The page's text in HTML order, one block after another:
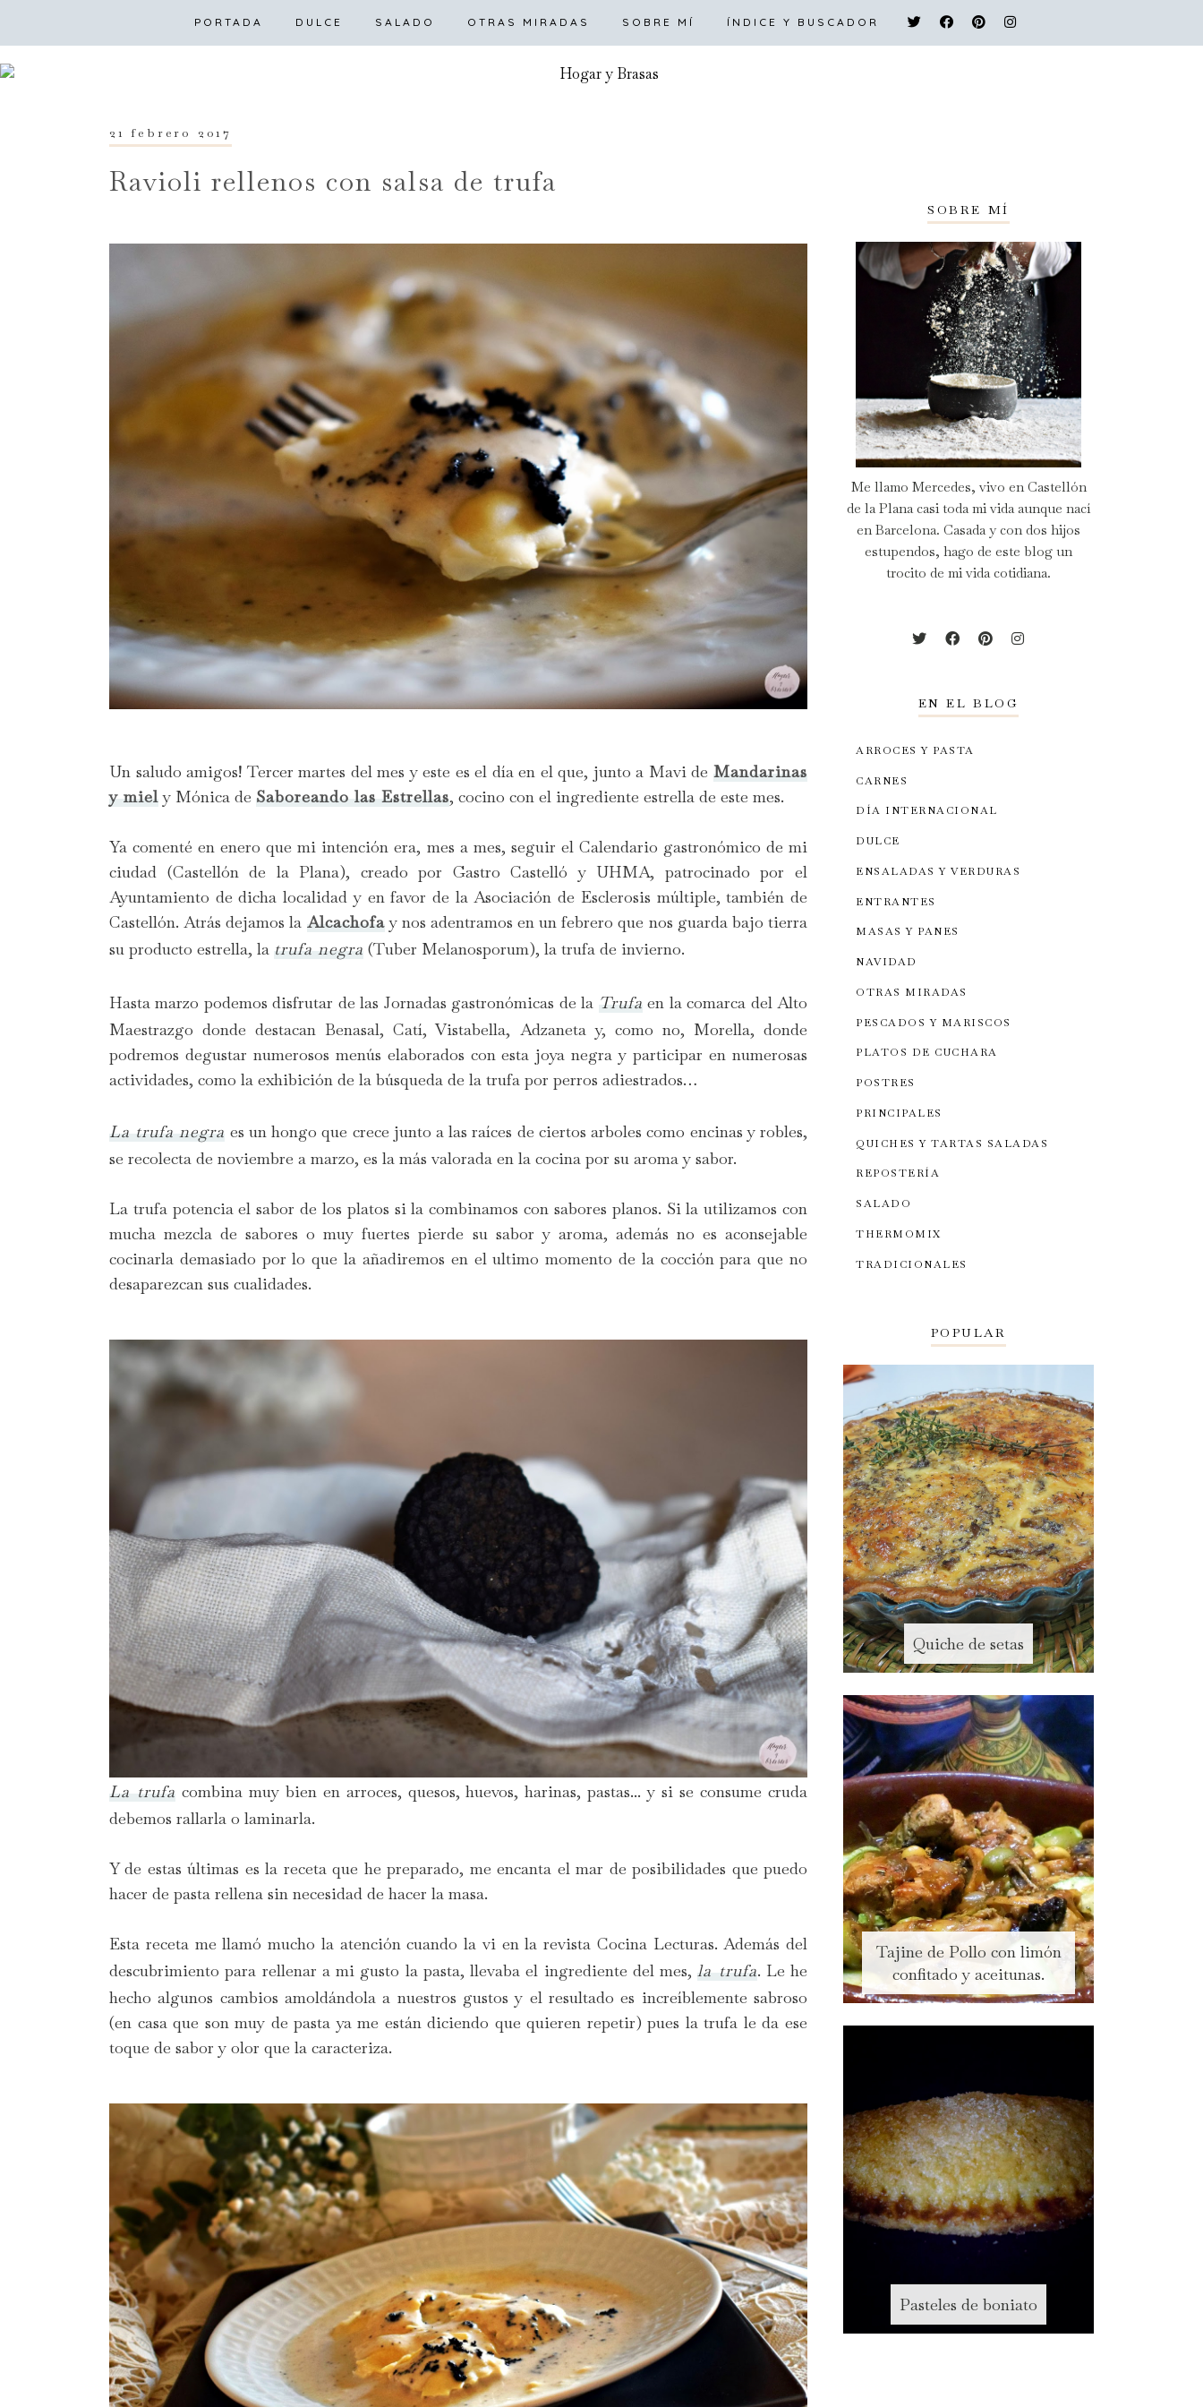
PORTADA DULCE SALADO OTRAS MIRADAS SOBRE MÍ ÍNDICE Y BUSCADOR
PORTADA DULCE SALADO OTRAS MIRADAS SOBRE MÍ ÍNDICE Y BUSCADOR
21 febrero 2017
Ravioli rellenos con salsa de trufa
Un saludo amigos! Tercer martes del mes y este es el día en el que, junto a Mavi de Mandarinas
y miely Mónica de Saboreando las Estrellas, cocino con el ingrediente estrella de este mes.
Ya comenté en enero que mi intención era, mes a mes, seguir el Calendario gastronómico de mi
ciudad (Castellón de la Plana), creado por Gastro Castelló y UHMA, patrocinado por el
Ayuntamiento de dicha localidad y en favor de la Asociación de Esclerosis múltiple, también de
Castellón. Atrás dejamos la Alcachofay nos adentramos en un febrero que nos guarda bajo tierra
su producto estrella, la trufa negra (Tuber Melanosporum), la trufa de invierno.
Hasta marzo podemos disfrutar de las Jornadas gastronómicas de la Trufa en la comarca del Alto
Maestrazgo donde destacan Benasal, Catí, Vistabella, Adzaneta y, como no, Morella, donde
podremos degustar numerosos menús elaborados con esta joya negra y participar en numerosas
actividades, como la exhibición de la búsqueda de la trufa por perros adiestrados…
La trufa negra es un hongo que crece junto a las raíces de ciertos arboles como encinas y robles,
se recolecta de noviembre a marzo, es la más valorada en la cocina por su aroma y sabor.
La trufa potencia el sabor de los platos si la combinamos con sabores planos. Si la utilizamos con
mucha mezcla de sabores o muy fuertes pierde su sabor y aroma, además no es aconsejable
cocinarla demasiado por lo que la añadiremos en el ultimo momento de la cocción para que no
desaparezcan sus cualidades.
La trufa combina muy bien en arroces, quesos, huevos, harinas, pastas... y si se consume cruda
debemos rallarla o laminarla.
Y de estas últimas es la receta que he preparado, me encanta el mar de posibilidades que puedo
hacer de pasta rellena sin necesidad de hacer la masa.
Esta receta me llamó mucho la atención cuando la vi en la revista Cocina Lecturas. Además del
descubrimiento para rellenar a mi gusto la pasta, llevaba el ingrediente del mes,la trufa. Le he
hecho algunos cambios amoldándola a nuestros gustos y el resultado es increíblemente sabroso
(en casa que son muy de pasta ya me están diciendo que quieren repetir) pues la trufa le da ese
toque de sabor y olor que la caracteriza.
SOBRE MÍ
Me llamo Mercedes, vivo en Castellón
de la Plana casi toda mi vida aunque nací
en Barcelona. Casada y con dos hijos
estupendos, hago de este blog un
trocito de mi vida cotidiana.
EN EL BLOG
ARROCES Y PASTA
CARNES
DÍA INTERNACIONAL
DULCE
ENSALADAS Y VERDURAS
ENTRANTES
MASAS Y PANES
NAVIDAD
OTRAS MIRADAS
PESCADOS Y MARISCOS
PLATOS DE CUCHARA
POSTRES
PRINCIPALES
QUICHES Y TARTAS SALADAS
REPOSTERÍA
SALADO
THERMOMIX
TRADICIONALES
POPULAR
Quiche de setas
Tajine de Pollo con limón
confitado y aceitunas.
Pasteles de boniato